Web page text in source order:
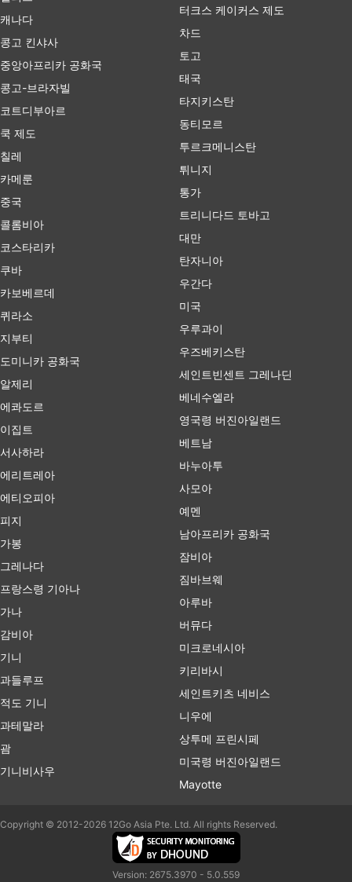
캐나다
콩고 킨샤사
중앙아프리카 공화국
콩고-브라자빌
코트디부아르
쿡 제도
칠레
카메룬
중국
콜롬비아
코스타리카
쿠바
카보베르데
퀴라소
지부티
도미니카 공화국
알제리
에콰도르
이집트
서사하라
에리트레아
에티오피아
피지
가봉
그레나다
프랑스령 기아나
가나
감비아
기니
과들루프
적도 기니
과테말라
괌
기니비사우
터크스 케이커스 제도
차드
토고
태국
타지키스탄
동티모르
투르크메니스탄
튀니지
통가
트리니다드 토바고
대만
탄자니아
우간다
미국
우루과이
우즈베키스탄
세인트빈센트 그레나딘
베네수엘라
영국령 버진아일랜드
베트남
바누아투
사모아
예멘
남아프리카 공화국
잠비아
짐바브웨
아루바
버뮤다
미크로네시아
키리바시
세인트키츠 네비스
니우에
상투메 프린시페
미국령 버진아일랜드
Mayotte
Copyright © 2012-2026 12Go Asia Pte. Ltd. All rights Reserved.
Version: 2675.3970 - 5.0.559